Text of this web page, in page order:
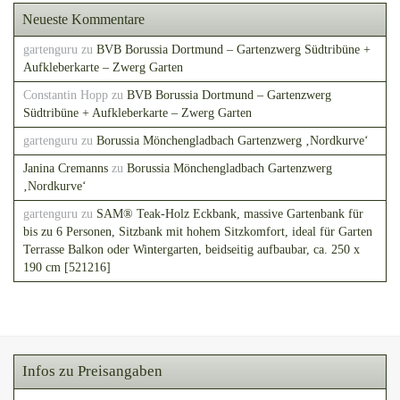
Neueste Kommentare
gartenguru zu BVB Borussia Dortmund – Gartenzwerg Südtribüne +
Aufkleberkarte – Zwerg Garten
Constantin Hopp zu BVB Borussia Dortmund – Gartenzwerg
Südtribüne + Aufkleberkarte – Zwerg Garten
gartenguru zu Borussia Mönchengladbach Gartenzwerg ‚Nordkurve‘
Janina Cremanns zu Borussia Mönchengladbach Gartenzwerg
‚Nordkurve‘
gartenguru zu SAM® Teak-Holz Eckbank, massive Gartenbank für
bis zu 6 Personen, Sitzbank mit hohem Sitzkomfort, ideal für Garten
Terrasse Balkon oder Wintergarten, beidseitig aufbaubar, ca. 250 x
190 cm [521216]
Infos zu Preisangaben